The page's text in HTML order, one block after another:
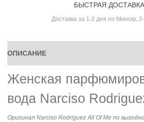
БЫСТРАЯ ДОСТАВКА
Доставка за 1-2 дня по Минску,
ОПИСАНИЕ
Женская
вода Narciso
Оригинал Narciso Rodriguez All Of Me по